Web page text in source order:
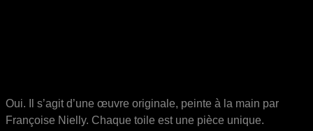
Oui. Il s’agit d’une œuvre originale, peinte à la main par
Françoise Nielly. Chaque toile est une pièce unique.